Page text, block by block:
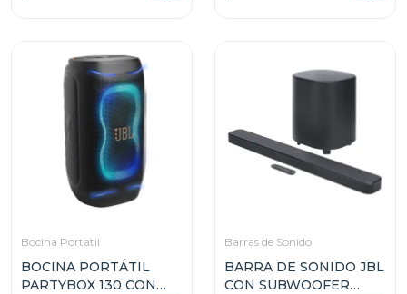
Bocina Portatil
BOCINA PORTÁTIL
PARTYBOX 130 CON
Barras de Sonido
BARRA DE SONIDO JBL
CON SUBWOOFER